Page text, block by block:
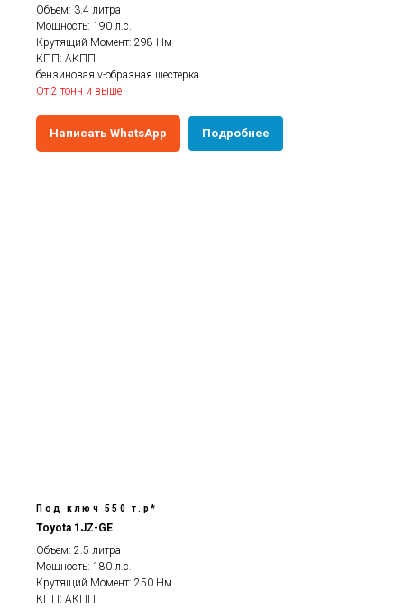
Объем: 3.4 литра
Мощность: 190 л.с.
Крутящий Момент: 298 Нм
КПП: АКПП
бензиновая v-образная шестерка
От 2 тонн и выше
Написать WhatsApp Подробнее
Под ключ 550 т.р*
Toyota 1JZ-GE
Объем: 2.5 литра
Мощность: 180 л.с.
Крутящий Момент: 250 Нм
КПП: АКПП